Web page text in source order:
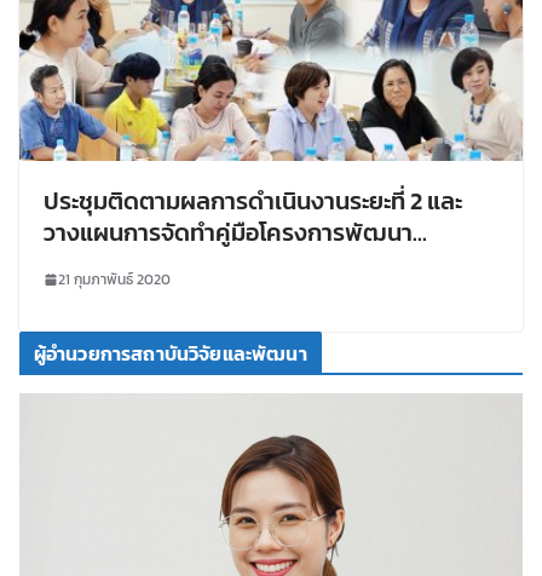
ประชุมติดตามผลการดำเนินงานระยะที่ 2 และ
วางแผนการจัดทำคู่มือโครงการพัฒนา
ผลิตภัณฑ์แปรรูปสับปะรดฯ
21 กุมภาพันธ์ 2020
ผู้อำนวยการสถาบันวิจัยและพัฒนา